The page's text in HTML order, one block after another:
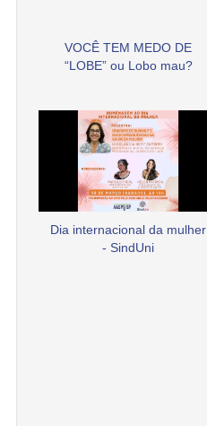
VOCÊ TEM MEDO DE
“LOBE” ou Lobo mau?
Dia internacional da mulher
- SindUni